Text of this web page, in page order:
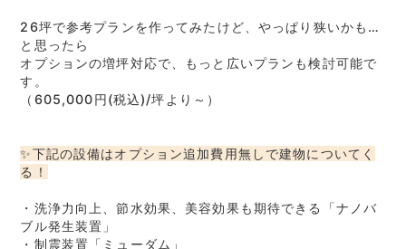
26坪で参考プランを作ってみたけど、やっぱり狭いかも…
と思ったら
オプションの増坪対応で、もっと広いプランも検討可能で
す。
（605,000円(税込)/坪より～）
✨下記の設備はオプション追加費用無しで建物についてく
る！
・洗浄力向上、節水効果、美容効果も期待できる「ナノバ
ブル発生装置」
・制震装置「ミューダム」